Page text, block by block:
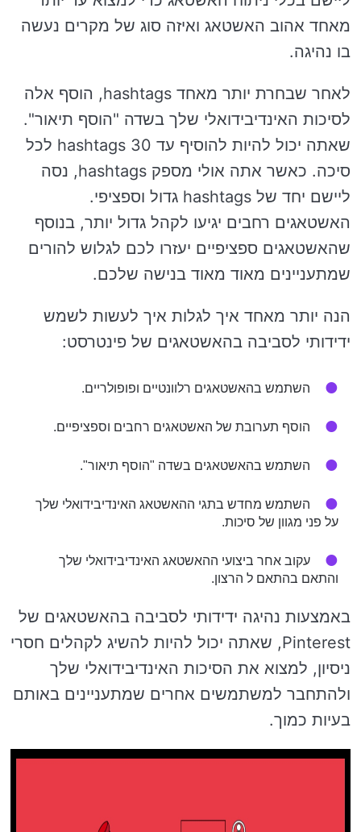
מאחד אהוב האשטאג ואיזה סוג של מקרים נעשה
בו נהיגה.
לאחר שבחרת יותר מאחד hashtags, הוסף אלה
לסיכות האינדיבידואלי שלך בשדה "הוסף תיאור".
שאתה יכול להיות להוסיף עד 30 hashtags לכל
סיכה. כאשר אתה אולי מספק hashtags, נסה
ליישם יחד של hashtags גדול וספציפי.
האשטאגים רחבים יגיעו לקהל גדול יותר, בנוסף
שהאשטאגים ספציפיים יעזרו לכם לגלוש להורים
שמתעניינים מאוד מאוד בנישה שלכם.
הנה יותר מאחד איך לגלות איך לעשות לשמש
ידידותי לסביבה בהאשטאגים של פינטרסט:
השתמש בהאשטאגים רלוונטיים ופופולריים.
הוסף תערובת של האשטאגים רחבים וספציפיים.
השתמש בהאשטאגים בשדה "הוסף תיאור".
השתמש מחדש בתגי ההאשטאג האינדיבידואלי שלך
על פני מגוון של סיכות.
עקוב אחר ביצועי ההאשטאג האינדיבידואלי שלך
והתאם בהתאם ל הרצון.
באמצעות נהיגה ידידותי לסביבה בהאשטאגים של
Pinterest, שאתה יכול להיות להשיג לקהלים חסרי
ניסיון, למצוא את הסיכות האינדיבידואלי שלך
ולהתחבר למשתמשים אחרים שמתעניינים באותם
בעיות כמוך.